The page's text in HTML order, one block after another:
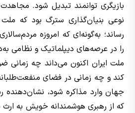
بازیگری توانمند تبدیل شود.
نوعی بنیان‌گذاری سترگ بود که
رساند؛ به‌گونه‌ای که امروزه
را در عرصه‌های دیپلماتیک و نظامی
ملت ایران اکنون می‌داند چه زمانی
کند و چه زمانی در فضای
جهان وارد مذاکره شود، نشان‌دهنده
که از رهبری هوشمندانه خویش به ارث